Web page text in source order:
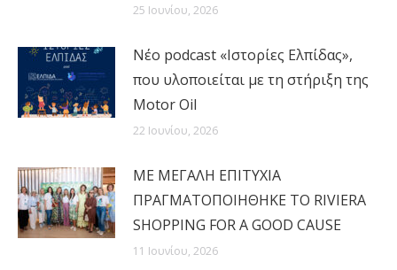
25 Ιουνίου, 2026
Νέο podcast «Ιστορίες Ελπίδας»,
που υλοποιείται με τη στήριξη της
Motor Oil
22 Ιουνίου, 2026
MΕ ΜΕΓΑΛΗ ΕΠΙΤΥΧΙΑ
ΠΡΑΓΜΑΤΟΠΟΙΗΘΗΚΕ ΤΟ RIVIERA
SHOPPING FOR A GOOD CAUSE
11 Ιουνίου, 2026